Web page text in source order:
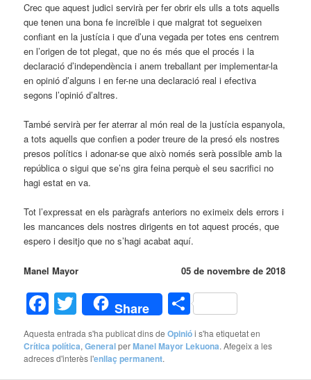
Crec que aquest judici servirà per fer obrir els ulls a tots aquells
que tenen una bona fe increïble i que malgrat tot segueixen
confiant en la justícia i que d’una vegada per totes ens centrem
en l’origen de tot plegat, que no és més que el procés i la
declaració d’independència i anem treballant per implementar-la
en opinió d’alguns i en fer-ne una declaració real i efectiva
segons l’opinió d’altres.
També servirà per fer aterrar al món real de la justícia espanyola,
a tots aquells que confien a poder treure de la presó els nostres
presos polítics i adonar-se que això només serà possible amb la
república o sigui que se’ns gira feina perquè el seu sacrifici no
hagi estat en va.
Tot l’expressat en els paràgrafs anteriors no eximeix dels errors i
les mancances dels nostres dirigents en tot aquest procés, que
espero i desitjo que no s’hagi acabat aquí.
Manel Mayor 05 de novembre de 2018
Facebook
Twitter
Share Comparteix
Aquesta entrada s'ha publicat dins deOpiniói s'ha etiquetat en
Crítica política,GeneralperManel Mayor Lekuona. Afegeix a les
adreces d'interès l'enllaç permanent.